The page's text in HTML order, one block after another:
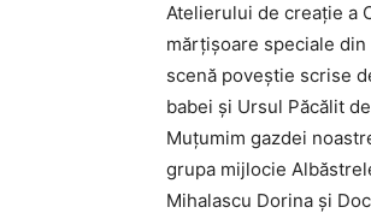
Atelierului de creație a
mărțișoare speciale
scenă poveștie scrise
babei și Ursul Păcălit
Muțumim gazdei
grupa mijlocie
Mihalascu Dorina și